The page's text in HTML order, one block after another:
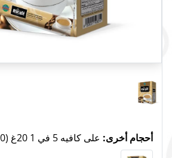
أحجام أخرى: على كافيه 5 في 1 20غ (50 علبة)